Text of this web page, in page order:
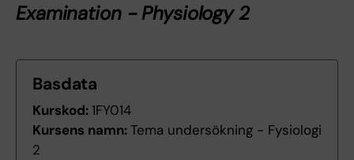
Examination - Physiology 2
Basdata
Kurskod:1FY014
Kursens namn:Tema undersökning - Fysiologi
2